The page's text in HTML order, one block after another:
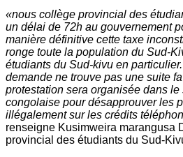
«nous collège provincial des
un délai de 72h au gouvernement
manière définitive cette taxe
ronge toute la population du Sud-
étudiants du Sud-kivu en
demande ne trouve pas une suite
protestation sera organisée dans
congolaise pour désapprouver les
illégalement sur les crédits
renseigne Kusimweira marangusa
provincial des étudiants du Sud-